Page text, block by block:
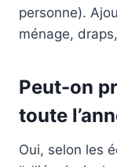
personne).
ménage,
Peut-on
toute
Oui, selon les